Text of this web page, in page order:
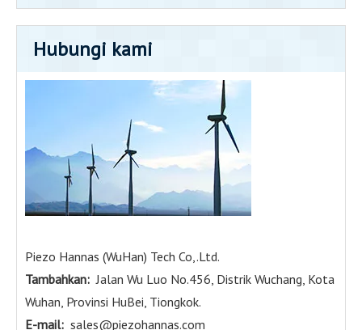
Hubungi kami
Piezo Hannas (WuHan) Tech Co,.Ltd.
Tambahkan:Jalan Wu Luo No.456, Distrik Wuchang, Kota
Wuhan, Provinsi HuBei, Tiongkok.
E-mail: sales@piezohannas.com